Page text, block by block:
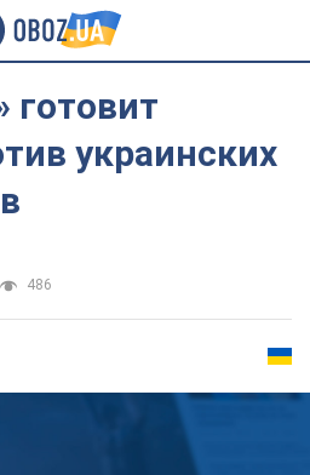
готовит
украинских
486